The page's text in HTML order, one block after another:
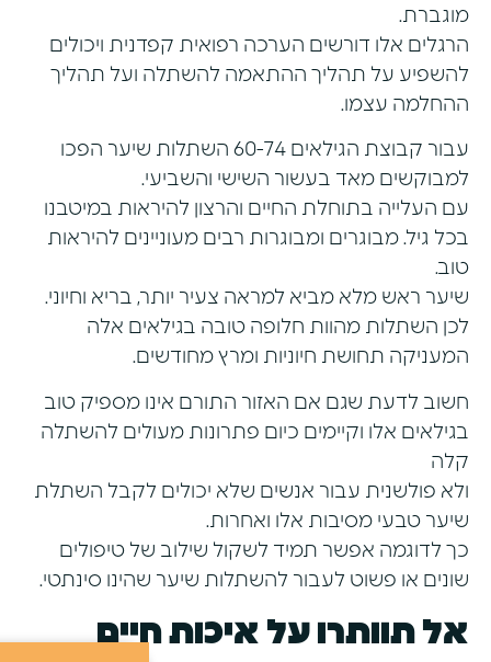
מוגברת.
הרגלים אלו דורשים הערכה רפואית קפדנית ויכולים
להשפיע על תהליך ההתאמה להשתלה ועל תהליך
ההחלמה עצמו.
עבור קבוצת הגילאים 60-74 השתלות שיער הפכו
למבוקשים מאד בעשור השישי והשביעי.
עם העלייה בתוחלת החיים והרצון להיראות במיטבנו
בכל גיל. מבוגרים ומבוגרות רבים מעוניינים להיראות
טוב.
שיער ראש מלא מביא למראה צעיר יותר, בריא וחיוני.
לכן השתלות מהוות חלופה טובה בגילאים אלה
המעניקה תחושת חיוניות ומרץ מחודשים.
חשוב לדעת שגם אם האזור התורם אינו מספיק טוב
בגילאים אלו וקיימים כיום פתרונות מעולים להשתלה
קלה
ולא פולשנית עבור אנשים שלא יכולים לקבל השתלת
שיער טבעי מסיבות אלו ואחרות.
כך לדוגמה אפשר תמיד לשקול שילוב של טיפולים
שונים או פשוט לעבור להשתלות שיער שהינו סינתטי.
אל תוותרו על איכות חיים